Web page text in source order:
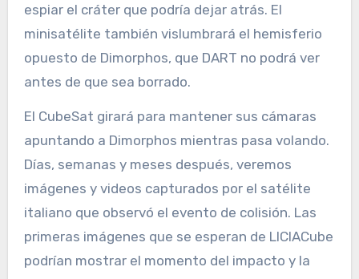
espiar el cráter que podría dejar atrás. El
minisatélite también vislumbrará el hemisferio
opuesto de Dimorphos, que DART no podrá ver
antes de que sea borrado.
El CubeSat girará para mantener sus cámaras
apuntando a Dimorphos mientras pasa volando.
Días, semanas y meses después, veremos
imágenes y videos capturados por el satélite
italiano que observó el evento de colisión. Las
primeras imágenes que se esperan de LICIACube
podrían mostrar el momento del impacto y la